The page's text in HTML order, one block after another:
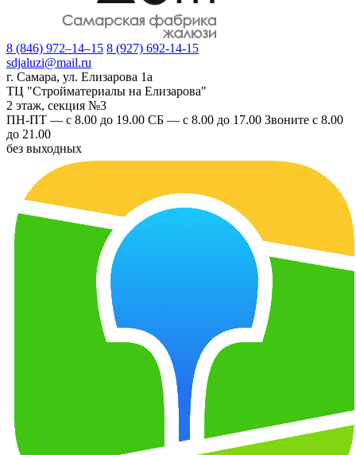
8 (846) 972–14–15 8 (927) 692-14-15
sdjaluzi@mail.ru
г. Самара, ул. Елизарова 1а
ТЦ "Стройматериалы на Елизарова"
2 этаж, секция №3
ПН-ПТ — с 8.00 до 19.00 СБ — с 8.00 до 17.00 Звоните с 8.00
до 21.00
без выходных